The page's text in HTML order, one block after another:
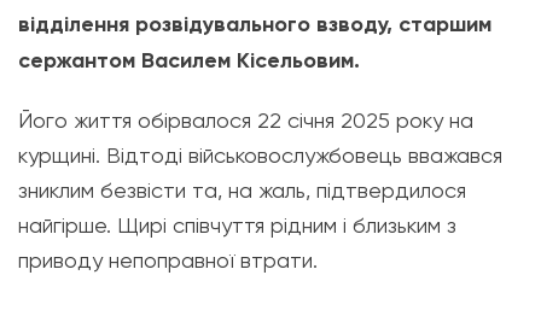
відділення розвідувального взводу, старшим
сержантом Василем Кісельовим.
Його життя обірвалося 22 січня 2025 року на
курщині. Відтоді військовослужбовець вважався
зниклим безвісти та, на жаль, підтвердилося
найгірше. Щирі співчуття рідним і близьким з
приводу непоправної втрати.